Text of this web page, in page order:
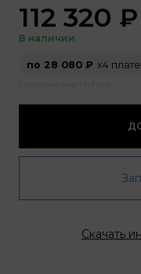
112 320 ₽
В наличии
по 28 080 ₽ х4
Скачать